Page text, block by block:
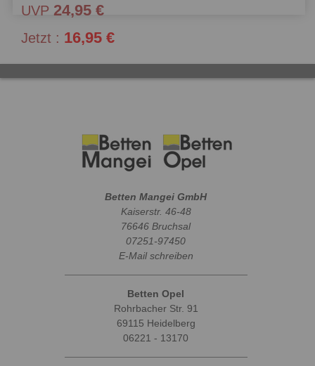
UVP 24,95 €
Jetzt : 16,95 €
Betten Mangei GmbH
Kaiserstr. 46-48
76646 Bruchsal
07251-97450
E-Mail schreiben
Betten Opel
Rohrbacher Str. 91
69115 Heidelberg
06221 - 13170